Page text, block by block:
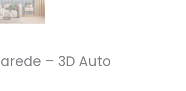
– 3D Auto